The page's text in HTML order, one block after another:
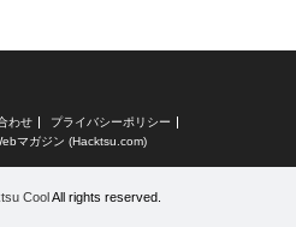
わせ
プライバシーポリシー
マガジン (Hacktsu.com)
CoolAll rights reserved.